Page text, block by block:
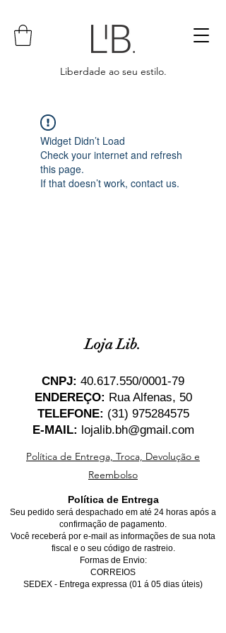
Liberdade ao seu estilo.
Widget Didn’t Load
Check your internet and refresh
this page.
If that doesn’t work, contact us.
Loja Lib.
CNPJ: 40.617.550/0001-79
ENDEREÇO: Rua Alfenas, 50
TELEFONE: (31) 975284575
E-MAIL: lojalib.bh@gmail.com
Política de Entrega, Troca, Devolução e
Reembolso
Política de Entrega
Seu pedido será despachado em até 24 horas após a
confirmação de pagamento.
Você receberá por e-mail as informações de sua nota
fiscal e o seu código de rastreio.
Formas de Envio:
CORREIOS
SEDEX - Entrega expressa (01 á 05 dias úteis)